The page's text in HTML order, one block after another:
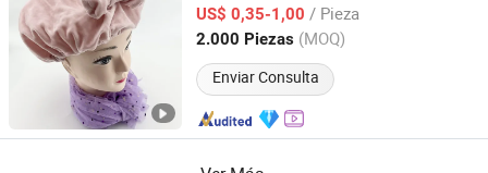
US$ 0,35-1,00 / Pieza
2.000 Piezas (MOQ)
Enviar Consulta
Zhejiang, China Desde 2025